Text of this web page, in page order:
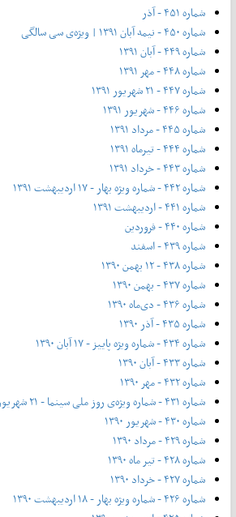
شماره ۴۵۱ - آذر
شماره ۴۵۰ - نیمه آبان ۱۳۹۱ | ویژه‌ی سی سالگی
شماره ۴۴۹ - آبان ۱۳۹۱
شماره ۴۴۸ - مهر ۱۳۹۱
شماره ۴۴۷ - ۲۱ شهریور ۱۳۹۱
شماره ۴۴۶ - شهریور ۱۳۹۱
شماره ۴۴۵ - مرداد ۱۳۹۱
شماره ۴۴۴ - تیر‌ماه ۱۳۹۱
شماره ۴۴۳ - خرداد ۱۳۹۱
شماره ۴۴۲ - شماره ویژه بهار - ۱۷ اردیبهشت ۱۳۹۱
شماره ۴۴۱ - اردیبهشت ۱۳۹۱
شماره ۴۴۰ - فروردین
شماره ۴۳۹ - اسفند
شماره ۴۳۸ - ۱۲ بهمن ۱۳۹۰
شماره ۴۳۷ - بهمن ۱۳۹۰
شماره ۴۳۶ - دی‌ماه ۱۳۹۰
شماره ۴۳۵ - آذر ۱۳۹۰
شماره ۴۳۴ - شماره ویژه پاییز - ۱۷ آبان ۱۳۹۰
شماره ۴۳۳ - آبان ۱۳۹۰
شماره ۴۳۲ - مهر ۱۳۹۰
شماره ۴۳۱ - شماره ویژه‌ی روز ملی سینما - ۲۱ شهریور ۱۳۹۰
شماره ۴۳۰ - شهریور ۱۳۹۰
شماره ۴۲۹ - مرداد ۱۳۹۰
شماره ۴۲۸ - تیر ماه ۱۳۹۰
شماره ۴۲۷ - خرداد ۱۳۹۰
شماره ۴۲۶ - شماره ویژه بهار - ۱۸ اردیبهشت ۱۳۹۰